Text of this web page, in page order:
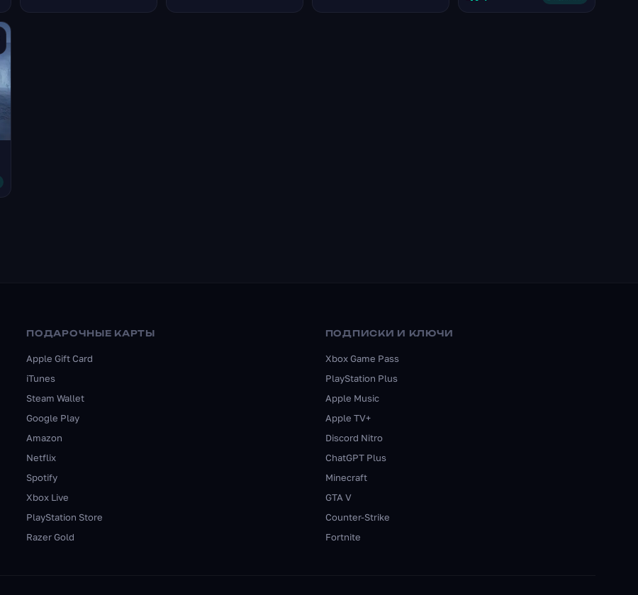
ПОДАРОЧНЫЕ КАРТЫ
Apple Gift Card
iTunes
Steam Wallet
Google Play
Amazon
Netflix
Spotify
Xbox Live
PlayStation Store
Razer Gold
ПОДПИСКИ И КЛЮЧИ
Xbox Game Pass
PlayStation Plus
Apple Music
Apple TV+
Discord Nitro
ChatGPT Plus
Minecraft
GTA V
Counter-Strike
Fortnite